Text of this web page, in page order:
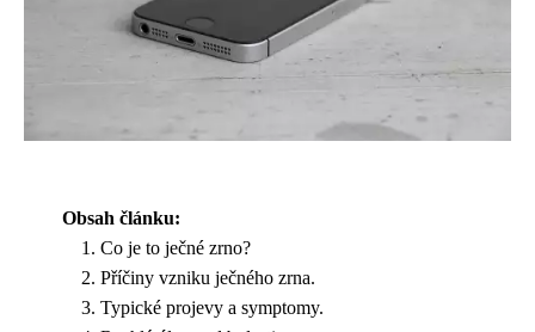
Obsah článku:
Co je to ječné zrno?
Příčiny vzniku ječného zrna.
Typické projevy a symptomy.